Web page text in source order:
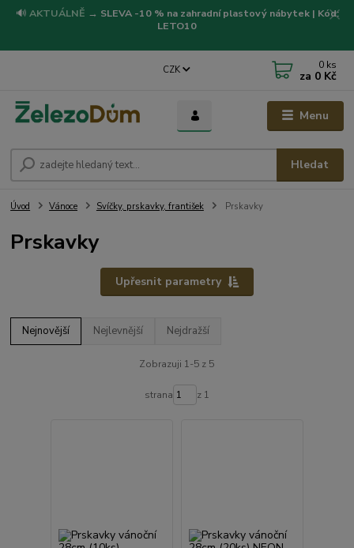
🔊 AKTUÁLNĚ → SLEVA -10 % na zahradní plastový nábytek | Kód:
LETO10
Menu
CZK
Hledat
0 ks
za 0 Kč
Úvod Vánoce Svíčky, prskavky, františek Prskavky
Prskavky
Upřesnit parametry
Nejnovější Nejlevnější Nejdražší
Zobrazuji 1-5 z 5
strana z 1